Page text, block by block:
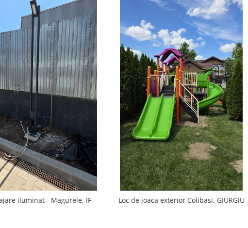
iluminat - Magurele, IF Loc de joaca exterior Colibasi, GIURGIU